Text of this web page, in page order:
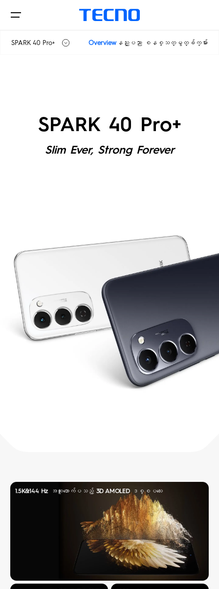
PHANTOM CAMON
Compare Models
ဆက်စပ်ပစ္စည်းများ
MEGABOOK T Series
ဝယ္ယူရန္ ေနရာ
ပံ့ပိုးမႈ
SPARK 40 Pro+ Overviewနည္းပညာ စနစ္သတ္မွတ္ခ်က္မ်ား
SPARK 40 Pro+
Slim Ever, Strong Forever
1.5K&144 Hz အထူးတောက်ပသည့် 3D AMOLED ဒစ္စပလေး